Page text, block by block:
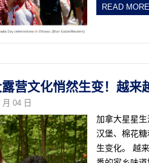
READ MORE
露营文化悄然生变！越
04 日
加拿大星星生
汉堡、棉花
生变化。 越